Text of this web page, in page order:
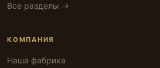
Все разделы →
КОМПАНИЯ
Наша фабрика